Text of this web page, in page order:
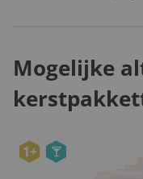
Mogelijke
1+